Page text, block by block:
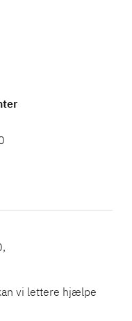
vi lettere hjælpe